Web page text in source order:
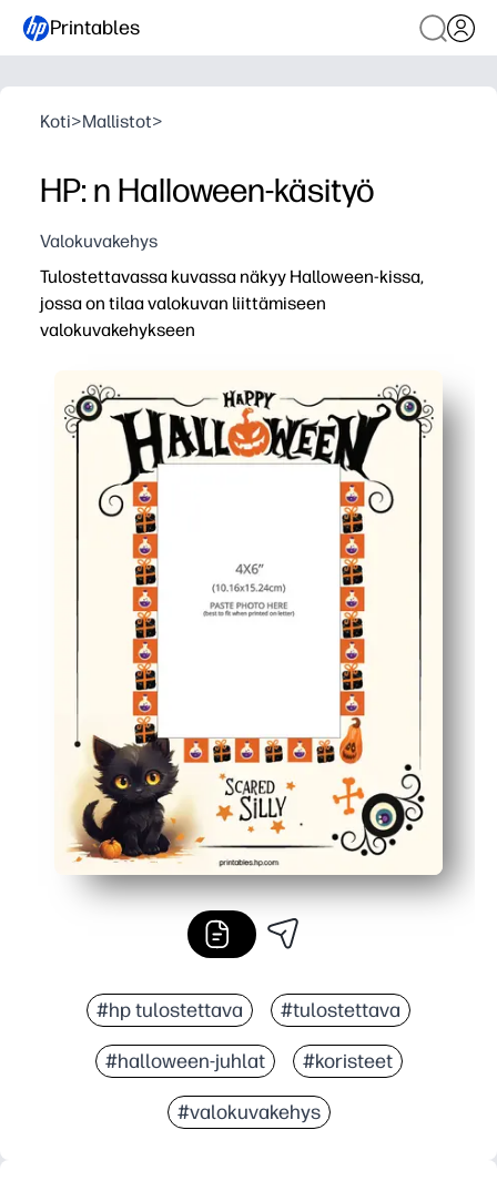
Printables
Koti>Mallistot>
HP: n Halloween-käsityö
Valokuvakehys
Tulostettavassa kuvassa näkyy Halloween-kissa,
jossa on tilaa valokuvan liittämiseen
valokuvakehykseen
#hp tulostettava #tulostettava
#halloween-juhlat #koristeet
#valokuvakehys